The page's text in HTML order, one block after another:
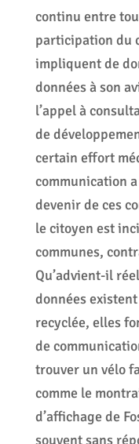
continu entre
participation du
impliquent de
données à son
l’appel à
de
certain effort
communication
devenir de ces
le citoyen est
communes,
Qu’advient-il
données
recyclée, elles
de
trouver un vélo
comme le
d’affichage de
souvent sans